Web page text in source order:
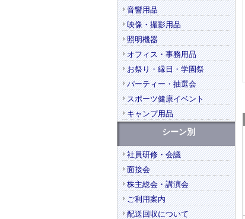
音響用品
映像・撮影用品
照明機器
オフィス・事務用品
お祭り・縁日・学園祭
パーティー・抽選会
スポーツ健康イベント
キャンプ用品
シーン別
社員研修・会議
面接会
株主総会・講演会
ご利用案内
配送回収について